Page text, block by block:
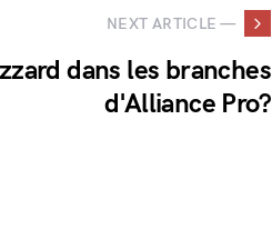
NEXT ARTICLE —
dans les branches
d'Alliance Pro?